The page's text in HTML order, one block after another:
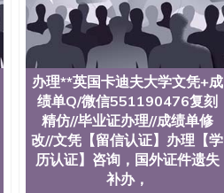
办理**英国卡迪夫大学文凭+成
绩单Q/微信551190476复刻
精仿//毕业证办理//成绩单修
改//文凭【留信认证】办理【学
历认证】咨询，国外证件遗失
补办，